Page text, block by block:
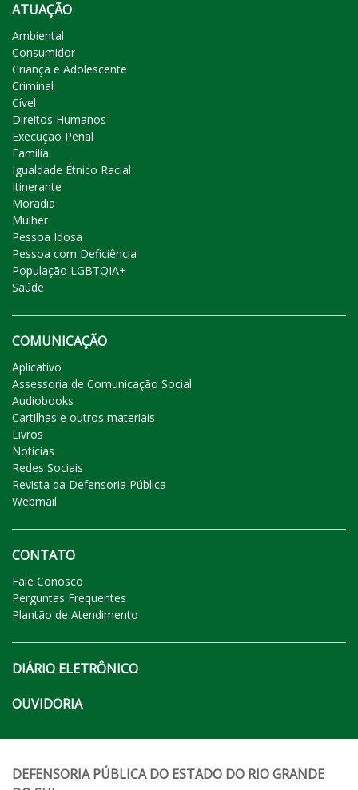
ATUAÇÃO
Ambiental
Consumidor
Criança e Adolescente
Criminal
Cível
Direitos Humanos
Execução Penal
Família
Igualdade Étnico Racial
Itinerante
Moradia
Mulher
Pessoa Idosa
Pessoa com Deficiência
População LGBTQIA+
Saúde
COMUNICAÇÃO
Aplicativo
Assessoria de Comunicação Social
Audiobooks
Cartilhas e outros materiais
Livros
Notícias
Redes Sociais
Revista da Defensoria Pública
Webmail
CONTATO
Fale Conosco
Perguntas Frequentes
Plantão de Atendimento
DIÁRIO ELETRÔNICO
OUVIDORIA
DEFENSORIA PÚBLICA DO ESTADO DO RIO GRANDE